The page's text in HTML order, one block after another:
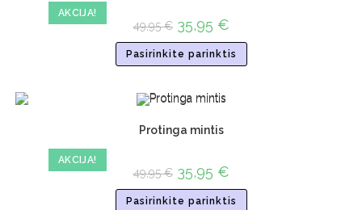
AKCIJA!
49,95€ 35,95 €
Pasirinkite parinktis
AKCIJA!
Protinga mintis
49,95€ 35,95 €
Pasirinkite parinktis